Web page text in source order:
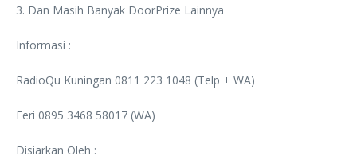
3. Dan Masih Banyak DoorPrize Lainnya
Informasi :
RadioQu Kuningan 0811 223 1048 (Telp + WA)
Feri 0895 3468 58017 (WA)
Disiarkan Oleh :